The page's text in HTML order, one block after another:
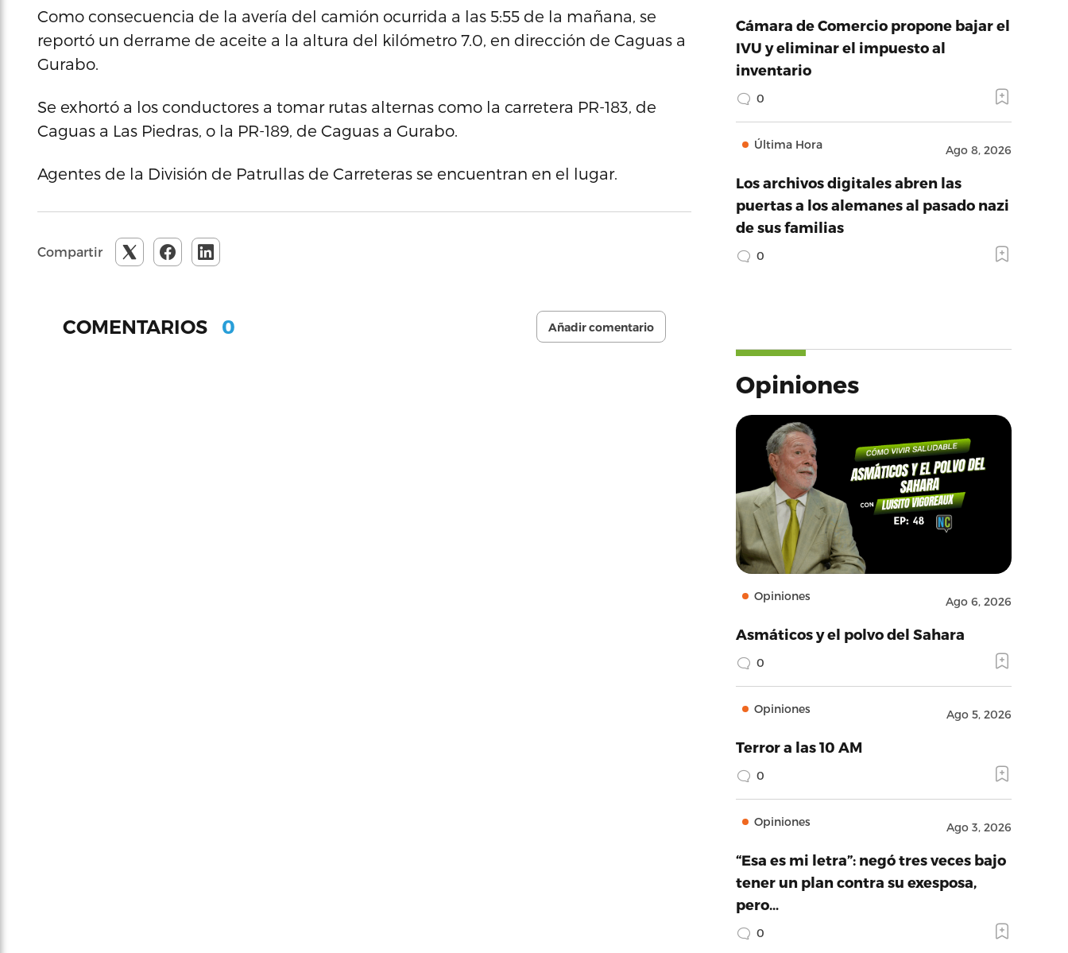
Como consecuencia de la avería del camión ocurrida a las 5:55 de la mañana, se
reportó un derrame de aceite a la altura del kilómetro 7.0, en dirección de Caguas a
Gurabo.
Se exhortó a los conductores a tomar rutas alternas como la carretera PR-183, de
Caguas a Las Piedras, o la PR-189, de Caguas a Gurabo.
Agentes de la División de Patrullas de Carreteras se encuentran en el lugar.
Compartir
COMENTARIOS 0 Añadir comentario
Cámara de Comercio propone bajar el
IVU y eliminar el impuesto al
inventario
0
Última Hora Ago 8, 2026
Los archivos digitales abren las
puertas a los alemanes al pasado nazi
de sus familias
0
Opiniones
Opiniones Ago 6, 2026
Asmáticos y el polvo del Sahara
0
Opiniones Ago 5, 2026
Terror a las 10 AM
0
Opiniones Ago 3, 2026
“Esa es mi letra”: negó tres veces bajo
tener un plan contra su exesposa,
pero…
0